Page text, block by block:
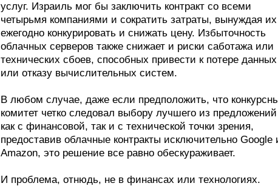
услуг. Израиль мог бы заключить контракт со всеми
четырьмя компаниями и сократить затраты, вынуждая их
ежегодно конкурировать и снижать цену. Избыточность
облачных серверов также снижает и риски саботажа или
технических сбоев, способных привести к потере данных
или отказу вычислительных систем.
В любом случае, даже если предположить, что
комитет четко следовал выбору лучшего из предложений
как с финансовой, так и с технической точки зрения,
предоставив облачные контракты исключительно Google
Amazon, это решение все равно обескураживает.
И проблема, отнюдь, не в финансах или технологиях.